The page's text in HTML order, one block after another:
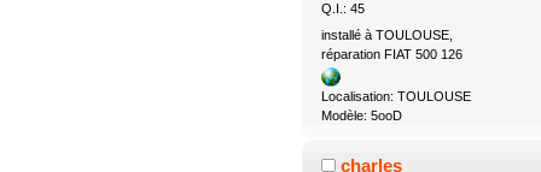
Q.I.: 45
installé à TOULOUSE,
réparation FIAT 500 126
Localisation: TOULOUSE
Modèle: 5ooD
charles